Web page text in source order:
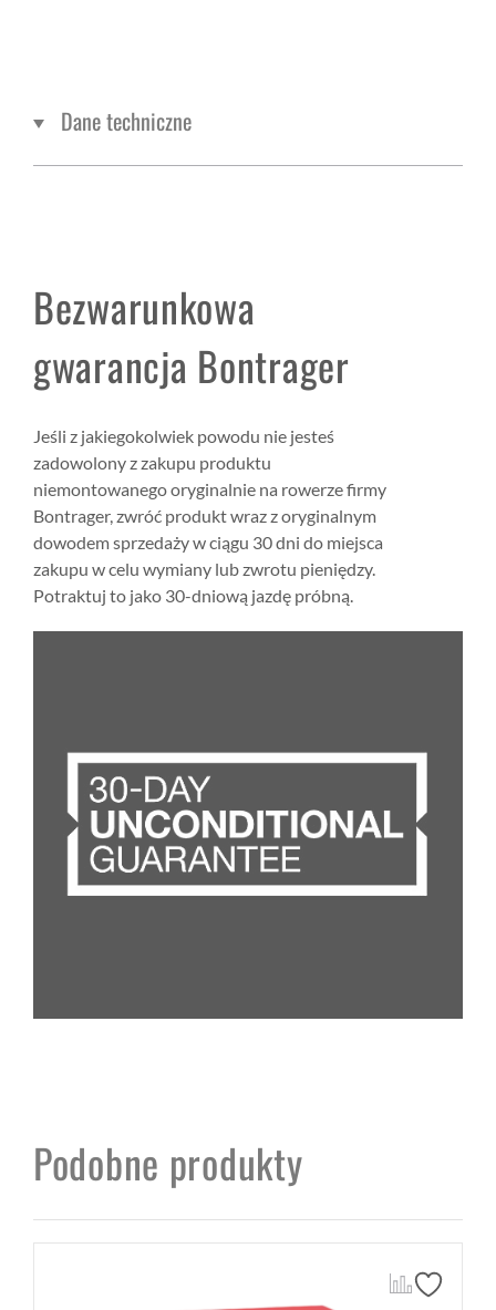
Dane techniczne
Bezwarunkowa
gwarancja Bontrager
Jeśli z jakiegokolwiek powodu nie jesteś
zadowolony z zakupu produktu
niemontowanego oryginalnie na rowerze firmy
Bontrager, zwróć produkt wraz z oryginalnym
dowodem sprzedaży w ciągu 30 dni do miejsca
zakupu w celu wymiany lub zwrotu pieniędzy.
Potraktuj to jako 30-dniową jazdę próbną.
Podobne produkty